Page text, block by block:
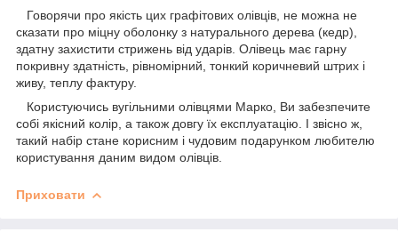
Говорячи про якість цих графітових олівців, не можна не
сказати про міцну оболонку з натурального дерева (кедр),
здатну захистити стрижень від ударів. Олівець має гарну
покривну здатність, рівномірний, тонкий коричневий штрих і
живу, теплу фактуру.
Користуючись вугільними олівцями Марко, Ви забезпечите
собі якісний колір, а також довгу їх експлуатацію. І звісно ж,
такий набір стане корисним і чудовим подарунком любителю
користування даним видом олівців.
Приховати